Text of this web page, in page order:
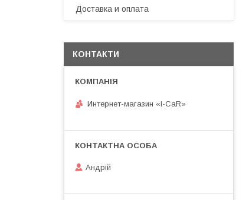
Доставка и оплата
КОНТАКТИ
Интернет-магазин «i-CaR»
Андрiй